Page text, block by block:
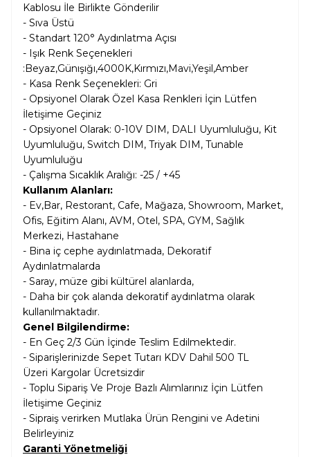
Kablosu İle Birlikte Gönderilir
- Sıva Üstü
- Standart 120° Aydınlatma Açısı
- Işık Renk Seçenekleri
:Beyaz,Günışığı,4000K,Kırmızı,Mavi,Yeşil,Amber
- Kasa Renk Seçenekleri: Gri
- Opsiyonel Olarak Özel Kasa Renkleri İçin Lütfen
İletişime Geçiniz
- Opsiyonel Olarak: 0-10V DIM, DALI Uyumluluğu, Kit
Uyumluluğu, Switch DIM, Triyak DIM, Tunable
Uyumluluğu
- Çalışma Sıcaklık Aralığı: -25 / +45
Kullanım Alanları:
- Ev,Bar, Restorant, Cafe, Mağaza, Showroom, Market,
Ofis, Eğitim Alanı, AVM, Otel, SPA, GYM, Sağlık
Merkezi, Hastahane
- Bina iç cephe aydınlatmada, Dekoratif
Aydınlatmalarda
- Saray, müze gibi kültürel alanlarda,
- Daha bir çok alanda dekoratif aydınlatma olarak
kullanılmaktadır.
Genel Bilgilendirme:
- En Geç 2/3 Gün İçinde Teslim Edilmektedir.
- Siparişlerinizde Sepet Tutarı KDV Dahil 500 TL
Üzeri Kargolar Ücretsizdir
- Toplu Sipariş Ve Proje Bazlı Alımlarınız İçin Lütfen
İletişime Geçiniz
- Sipraiş verirken Mutlaka Ürün Rengini ve Adetini
Belirleyiniz
Garanti Yönetmeliği